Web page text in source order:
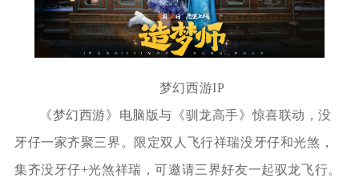
梦幻西游IP
《梦幻西游》电脑版与《驯龙高手》惊喜联动，没
牙仔一家齐聚三界。限定双人飞行祥瑞没牙仔和光煞，
集齐没牙仔+光煞祥瑞，可邀请三界好友一起驭龙飞行。